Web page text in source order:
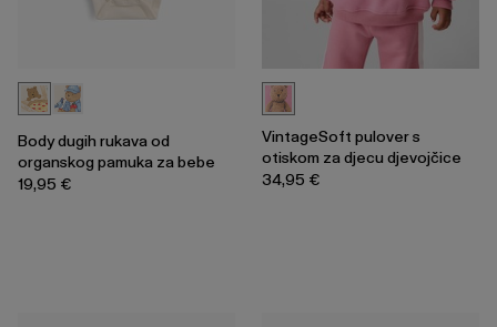
Body dugih rukava od
organskog pamuka za bebe
19,95 €
VintageSoft pulover s
otiskom za djecu djevojčice
34,95 €